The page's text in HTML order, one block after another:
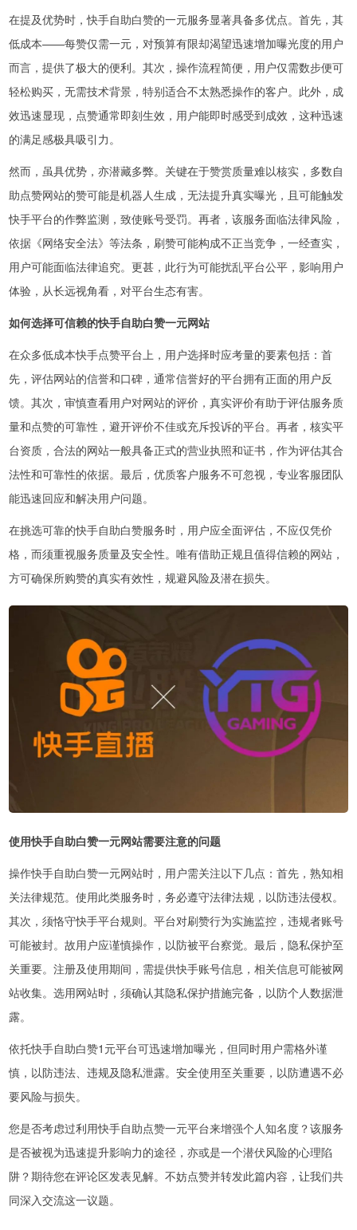
在提及优势时，快手自助白赞的一元服务显著具备多优点。首先，其
低成本——每赞仅需一元，对预算有限却渴望迅速增加曝光度的用户
而言，提供了极大的便利。其次，操作流程简便，用户仅需数步便可
轻松购买，无需技术背景，特别适合不太熟悉操作的客户。此外，成
效迅速显现，点赞通常即刻生效，用户能即时感受到成效，这种迅速
的满足感极具吸引力。
然而，虽具优势，亦潜藏多弊。关键在于赞赏质量难以核实，多数自
助点赞网站的赞可能是机器人生成，无法提升真实曝光，且可能触发
快手平台的作弊监测，致使账号受罚。再者，该服务面临法律风险，
依据《网络安全法》等法条，刷赞可能构成不正当竞争，一经查实，
用户可能面临法律追究。更甚，此行为可能扰乱平台公平，影响用户
体验，从长远视角看，对平台生态有害。
如何选择可信赖的快手自助白赞一元网站
在众多低成本快手点赞平台上，用户选择时应考量的要素包括：首
先，评估网站的信誉和口碑，通常信誉好的平台拥有正面的用户反
馈。其次，审慎查看用户对网站的评价，真实评价有助于评估服务质
量和点赞的可靠性，避开评价不佳或充斥投诉的平台。再者，核实平
台资质，合法的网站一般具备正式的营业执照和证书，作为评估其合
法性和可靠性的依据。最后，优质客户服务不可忽视，专业客服团队
能迅速回应和解决用户问题。
在挑选可靠的快手自助白赞服务时，用户应全面评估，不应仅凭价
格，而须重视服务质量及安全性。唯有借助正规且值得信赖的网站，
方可确保所购赞的真实有效性，规避风险及潜在损失。
使用快手自助白赞一元网站需要注意的问题
操作快手自助白赞一元网站时，用户需关注以下几点：首先，熟知相
关法律规范。使用此类服务时，务必遵守法律法规，以防违法侵权。
其次，须恪守快手平台规则。平台对刷赞行为实施监控，违规者账号
可能被封。故用户应谨慎操作，以防被平台察觉。最后，隐私保护至
关重要。注册及使用期间，需提供快手账号信息，相关信息可能被网
站收集。选用网站时，须确认其隐私保护措施完备，以防个人数据泄
露。
依托快手自助白赞1元平台可迅速增加曝光，但同时用户需格外谨
慎，以防违法、违规及隐私泄露。安全使用至关重要，以防遭遇不必
要风险与损失。
您是否考虑过利用快手自助点赞一元平台来增强个人知名度？该服务
是否被视为迅速提升影响力的途径，亦或是一个潜伏风险的心理陷
阱？期待您在评论区发表见解。不妨点赞并转发此篇内容，让我们共
同深入交流这一议题。